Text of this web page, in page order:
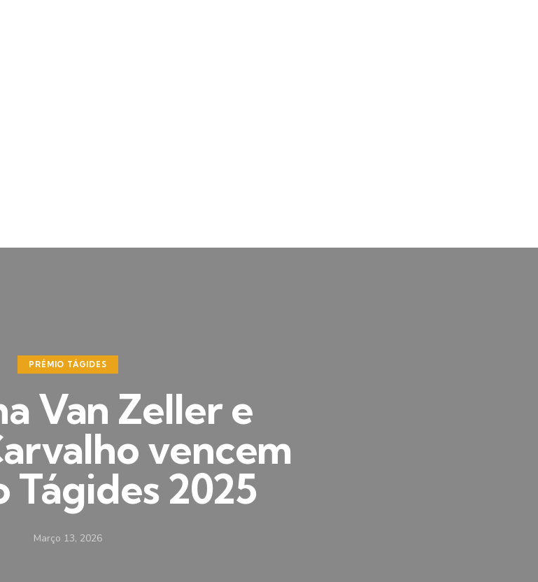
PRÉMIO TÁGIDES
Van Zeller e
vencem
Tágides 2025
Março 13, 2026